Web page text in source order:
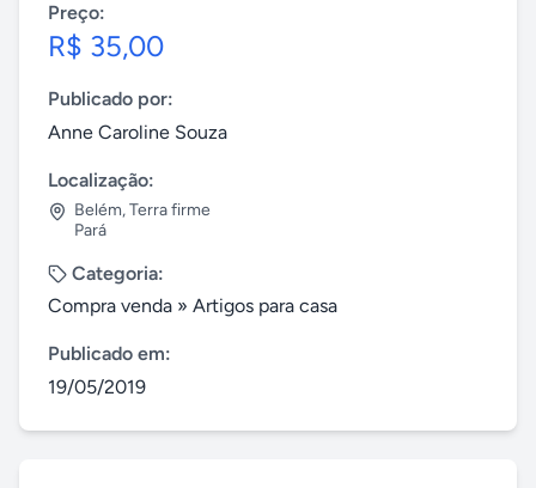
Preço:
R$ 35,00
Publicado por:
Anne Caroline Souza
Localização:
Belém,Terra firme
Pará
Categoria:
Compra venda » Artigos para casa
Publicado em:
19/05/2019